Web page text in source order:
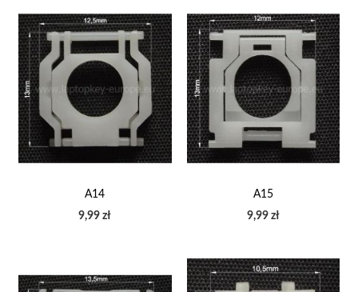
A14
9,99 zł
A15
9,99 zł